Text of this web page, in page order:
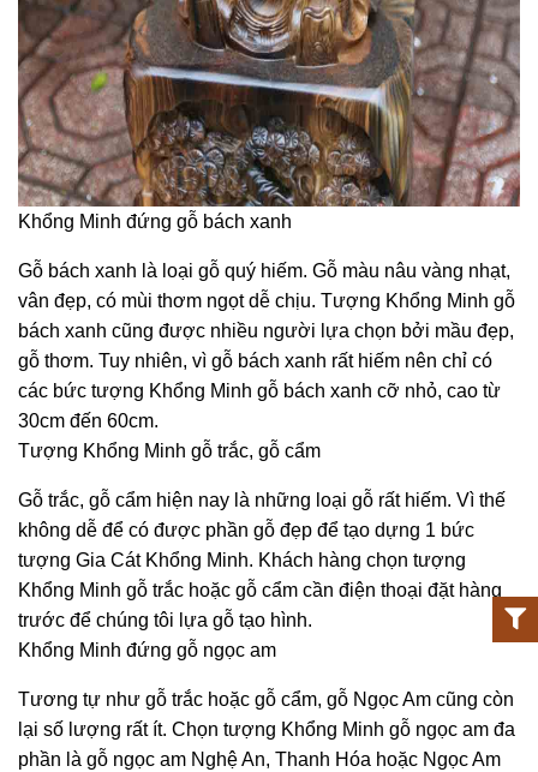
Khổng Minh đứng gỗ bách xanh
Gỗ bách xanh là loại gỗ quý hiếm. Gỗ màu nâu vàng nhạt,
vân đẹp, có mùi thơm ngọt dễ chịu. Tượng Khổng Minh gỗ
bách xanh cũng được nhiều người lựa chọn bởi mầu đẹp,
gỗ thơm. Tuy nhiên, vì gỗ bách xanh rất hiếm nên chỉ có
các bức tượng Khổng Minh gỗ bách xanh cỡ nhỏ, cao từ
30cm đến 60cm.
Tượng Khổng Minh gỗ trắc, gỗ cẩm
Gỗ trắc, gỗ cẩm hiện nay là những loại gỗ rất hiếm. Vì thế
không dễ để có được phần gỗ đẹp để tạo dựng 1 bức
tượng Gia Cát Khổng Minh. Khách hàng chọn tượng
Khổng Minh gỗ trắc hoặc gỗ cẩm cần điện thoại đặt hàng
trước để chúng tôi lựa gỗ tạo hình.
Khổng Minh đứng gỗ ngọc am
Tương tự như gỗ trắc hoặc gỗ cẩm, gỗ Ngọc Am cũng còn
lại số lượng rất ít. Chọn tượng Khổng Minh gỗ ngọc am đa
phần là gỗ ngọc am Nghệ An, Thanh Hóa hoặc Ngọc Am